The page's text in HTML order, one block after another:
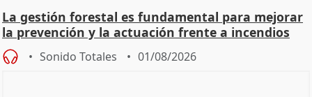
La gestión forestal es fundamental para mejorar
la prevención y la actuación frente a incendios
Sonido Totales 01/08/2026